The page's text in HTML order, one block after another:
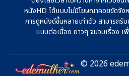
หนังHD ได้แบบไม่มีโฆษณาคอยขัดจัง
การดูหนังดีขึ้นหลายเท่าตัว สามารถรั
แบบต่อเนื่อง ยาวๆ จนจบเรื่อง เ
© 2026